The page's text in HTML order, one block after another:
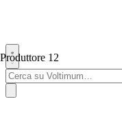
Produttore 12